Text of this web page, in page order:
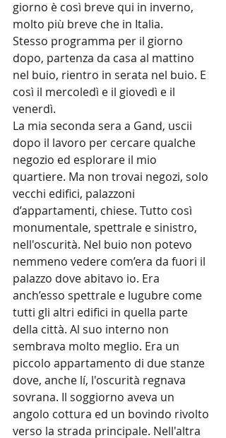
giorno è così breve qui in inverno,
molto più breve che in Italia.
Stesso programma per il giorno
dopo, partenza da casa al mattino
nel buio, rientro in serata nel buio. E
così il mercoledì e il giovedì e il
venerdì.
La mia seconda sera a Gand, uscii
dopo il lavoro per cercare qualche
negozio ed esplorare il mio
quartiere. Ma non trovai negozi, solo
vecchi edifici, palazzoni
d’appartamenti, chiese. Tutto così
monumentale, spettrale e sinistro,
nell'oscurità. Nel buio non potevo
nemmeno vedere com’era da fuori il
palazzo dove abitavo io. Era
anch’esso spettrale e lugubre come
tutti gli altri edifici in quella parte
della città. Al suo interno non
sembrava molto meglio. Era un
piccolo appartamento di due stanze
dove, anche lí, l'oscurità regnava
sovrana. Il soggiorno aveva un
angolo cottura ed un bovindo rivolto
verso la strada principale. Nell'altra